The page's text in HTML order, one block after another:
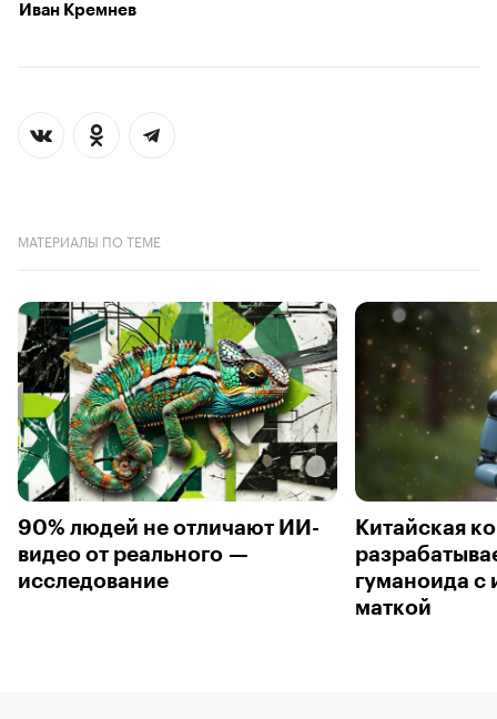
Иван Кремнев
МАТЕРИАЛЫ ПО ТЕМЕ
90% людей не отличают ИИ-
видео от реального —
исследование
Китайская
гуманоида с
маткой